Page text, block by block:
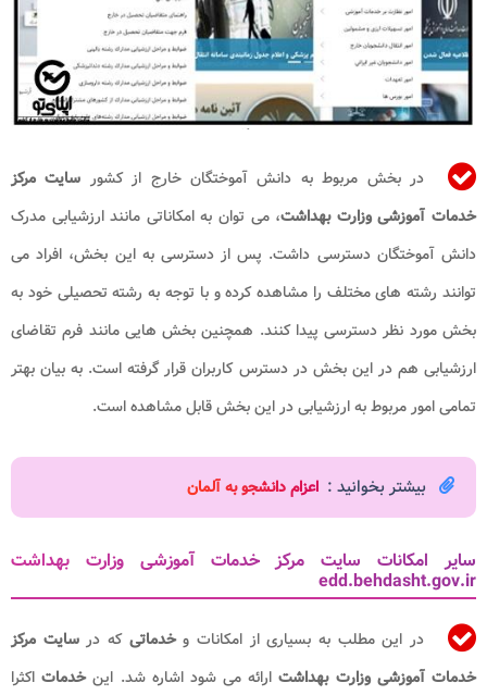
در بخش مربوط به دانش آموختگان خارج از کشور سایت مرکز
خدمات آموزشی وزارت بهداشت، می توان به امکاناتی مانند ارزشیابی مدرک
دانش آموختگان دسترسی داشت. پس از دسترسی به این بخش، افراد می
توانند رشته های مختلف را مشاهده کرده و با توجه به رشته تحصیلی خود به
بخش مورد نظر دسترسی پیدا کنند. همچنین بخش هایی مانند فرم تقاضای
ارزشیابی هم در این بخش در دسترس کاربران قرار گرفته است. به بیان بهتر
تمامی امور مربوط به ارزشیابی در این بخش قابل مشاهده است.
بیشتر بخوانید : اعزام دانشجو به آلمان
سایر امکانات سایت مرکز خدمات آموزشی وزارت بهداشت
edd.behdasht.gov.ir
در این مطلب به بسیاری از امکانات وخدماتیکه درسایت مرکز
خدمات آموزشی وزارت بهداشتارائه می شود اشاره شد. اینخدمات اکثرا